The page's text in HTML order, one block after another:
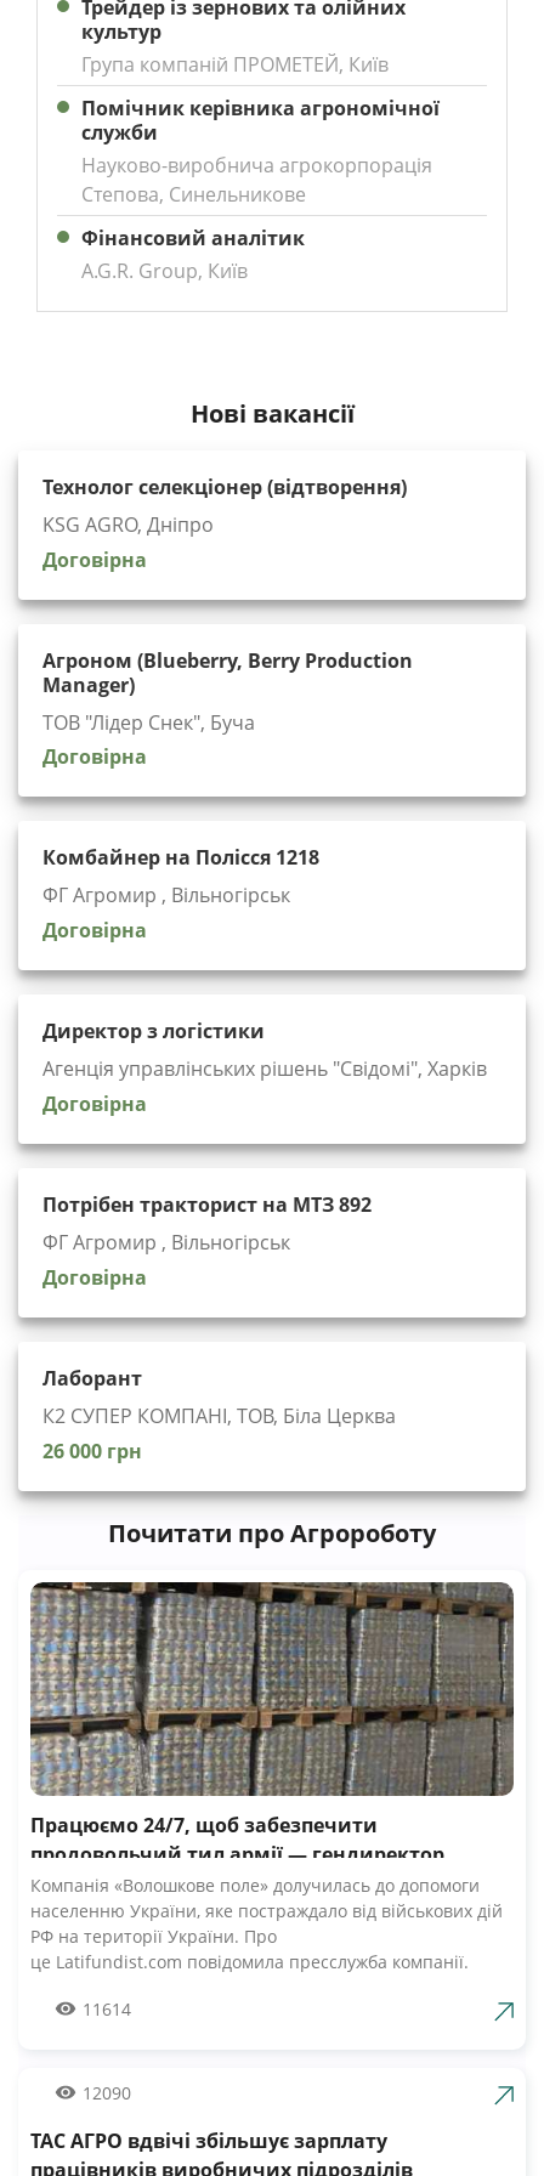
Трейдер із зернових та олійних
культур
Група компаній ПРОМЕТЕЙ, Київ
Помічник керівника агрономічної
служби
Науково-виробнича агрокорпорація
Степова, Синельникове
Фінансовий аналітик
A.G.R. Group, Київ
Нові вакансії
Технолог селекціонер (відтворення)
KSG AGRO, Дніпро
Договірна
Агроном (Blueberry, Berry Production
Manager)
ТОВ "Лідер Снек", Буча
Договірна
Комбайнер на Полісся 1218
ФГ Агромир , Вільногірськ
Договірна
Директор з логістики
Агенція управлінських рішень "Cвідомі", Харків
Договірна
Потрібен тракторист на МТЗ 892
ФГ Агромир , Вільногірськ
Договірна
Лаборант
К2 СУПЕР КОМПАНІ, ТОВ, Біла Церква
26 000 грн
Почитати про Агророботу
Працюємо 24/7, щоб забезпечити
продовольчий тил армії — гендиректор
компанії Волошкове поле
Компанія «Волошкове поле» долучилась до допомоги
населенню України, яке постраждало від військових дій
РФ на території України. Про
це Latifundist.com повідомила пресслужба компанії.
Вже шосту добу наші Збройні Сили героїчно стримують
армії», — зазначив Андрій Табалов, генеральний
Компанія «Волошкове поле» вже відправила понад 10 т
молока для забезпечення біженців та тероборони в
11614
12090
ТАС АГРО вдвічі збільшує зарплату
працівників виробничих підрозділів